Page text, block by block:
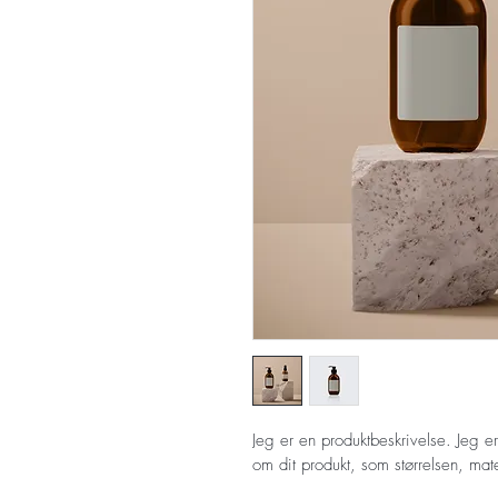
Jeg er en produktbeskrivelse. Jeg
om dit produkt, som størrelsen,